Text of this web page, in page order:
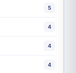
5
4
4
4